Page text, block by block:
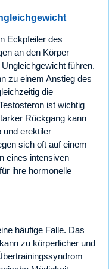
Eckpfeiler des
an den Körper
führen.
zu einem Anstieg des
die
ist wichtig
Rückgang kann
und erektiler
sich oft auf einem
eines intensiven
ihre hormonelle
häufige Falle. Das
zu körperlicher und